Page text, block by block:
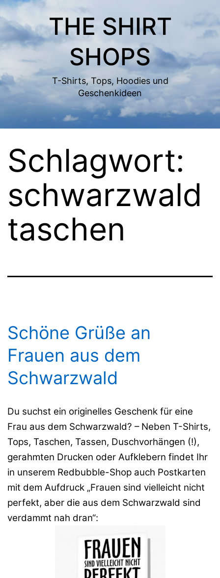
Zum
Inhalt
springen
THE SHIRT
SHOPS
T-Shirts, Tops, Hoodies und
Geschenkideen
Schlagwort:
schwarzwald
taschen
Schöne Grüße an
Frauen aus dem
Schwarzwald
Du suchst ein originelles Geschenk für eine
Frau aus dem Schwarzwald? – Neben T-Shirts,
Tops, Taschen, Tassen, Duschvorhängen (!),
gerahmten Drucken oder Aufklebern findet Ihr
in unserem Redbubble-Shop auch Postkarten
mit dem Aufdruck „Frauen sind vielleicht nicht
perfekt, aber die aus dem Schwarzwald sind
verdammt nah dran“: